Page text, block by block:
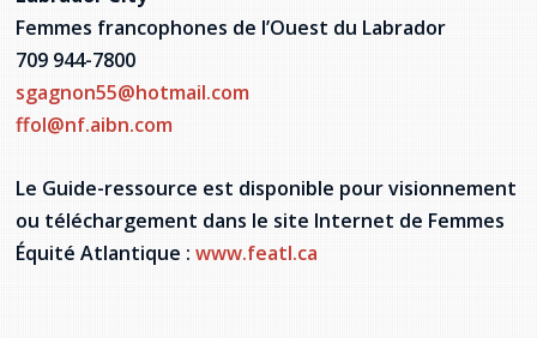
Femmes francophones de l’Ouest du Labrador
709 944-7800
sgagnon55@hotmail.com
ffol@nf.aibn.com
Le Guide-ressource est disponible pour visionnement
ou téléchargement dans le site Internet de Femmes
Équité Atlantique : www.featl.ca